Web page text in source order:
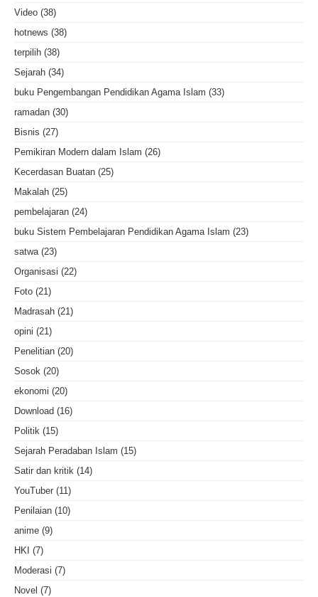
Video (38)
hotnews (38)
terpilih (38)
Sejarah (34)
buku Pengembangan Pendidikan Agama Islam (33)
ramadan (30)
Bisnis (27)
Pemikiran Modern dalam Islam (26)
Kecerdasan Buatan (25)
Makalah (25)
pembelajaran (24)
buku Sistem Pembelajaran Pendidikan Agama Islam (23)
satwa (23)
Organisasi (22)
Foto (21)
Madrasah (21)
opini (21)
Penelitian (20)
Sosok (20)
ekonomi (20)
Download (16)
Politik (15)
Sejarah Peradaban Islam (15)
Satir dan kritik (14)
YouTuber (11)
Penilaian (10)
anime (9)
HKI (7)
Moderasi (7)
Novel (7)